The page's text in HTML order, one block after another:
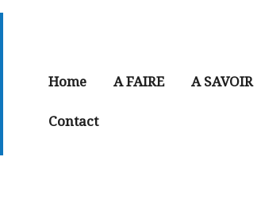
Home A FAIRE A SAVOIR
Contact